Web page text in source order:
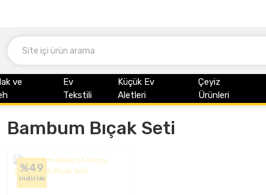
ve
Ev
Tekstili
Küçük Ev
Aletleri
Çeyiz
Ürünleri
Bambum Bıçak Seti
%49
indirim